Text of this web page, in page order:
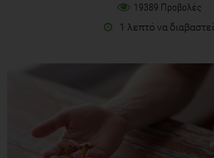
19389 Προβολές
1 λεπτό να διαβαστεί